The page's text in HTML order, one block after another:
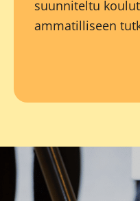
suunniteltu
ammatilliseen